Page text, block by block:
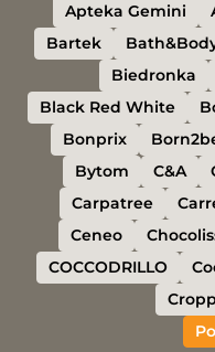
Apteka Gemini
Bartek
Biedronka
Black Red White
Bonprix
Bytom
C&A
Carpatree
Ceneo
COCCODRILLO
Cropp